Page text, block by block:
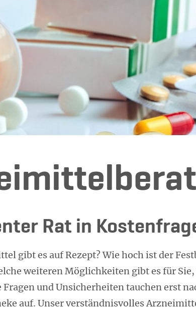
Rat in
gibt es auf Rezept? Wie hoch ist der
weiteren Möglichkeiten gibt es für
und Unsicherheiten tauchen erst
auf. Unser verständnisvolles